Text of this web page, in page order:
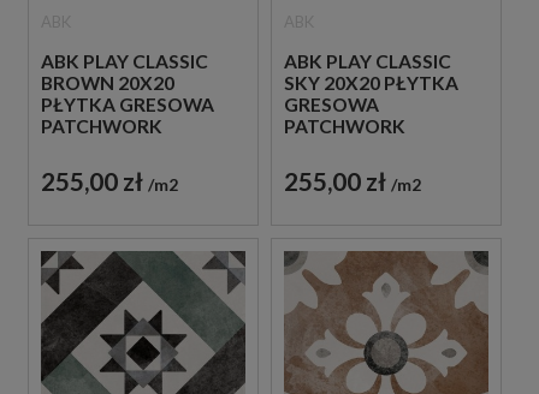
ABK PLAY CLASSIC
BROWN 20X20
PŁYTKA GRESOWA
PATCHWORK
255,00 zł m2
ABK PLAY CLASSIC
SKY 20X20 PŁYTKA
GRESOWA
PATCHWORK
255,00 zł m2